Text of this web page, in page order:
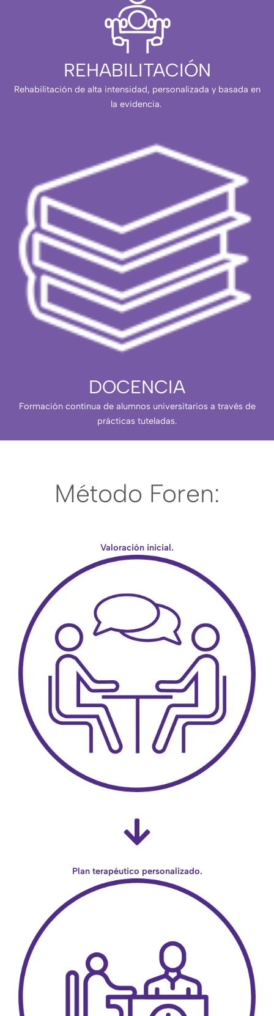
REHABILITACIÓN
Rehabilitación de alta intensidad, personalizada y basada en
la evidencia.
DOCENCIA
Formación continua de alumnos universitarios a través de
prácticas tuteladas.
Método Foren:
Valoración inicial.
Plan terapéutico personalizado.